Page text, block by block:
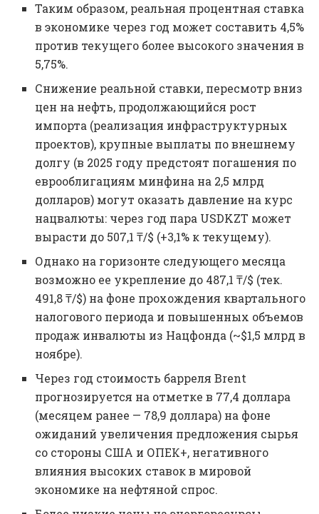
Таким образом, реальная процентная ставка
в экономике через год может составить 4,5%
против текущего более высокого значения в
5,75%.
Снижение реальной ставки, пересмотр вниз
цен на нефть, продолжающийся рост
импорта (реализация инфраструктурных
проектов), крупные выплаты по внешнему
долгу (в 2025 году предстоят погашения по
еврооблигациям минфина на 2,5 млрд
долларов) могут оказать давление на курс
нацвалюты: через год пара USDKZT может
вырасти до 507,1 ₸/$ (+3,1% к текущему).
Однако на горизонте следующего месяца
возможно ее укрепление до 487,1 ₸/$ (тек.
491,8 ₸/$) на фоне прохождения квартального
налогового периода и повышенных объемов
продаж инвалюты из Нацфонда (~$1,5 млрд в
ноябре).
Через год стоимость барреля Brent
прогнозируется на отметке в 77,4 доллара
(месяцем ранее — 78,9 доллара) на фоне
ожиданий увеличения предложения сырья
со стороны США и ОПЕК+, негативного
влияния высоких ставок в мировой
экономике на нефтяной спрос.